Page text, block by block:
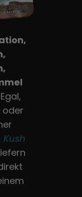
Egal,
oder
Kush